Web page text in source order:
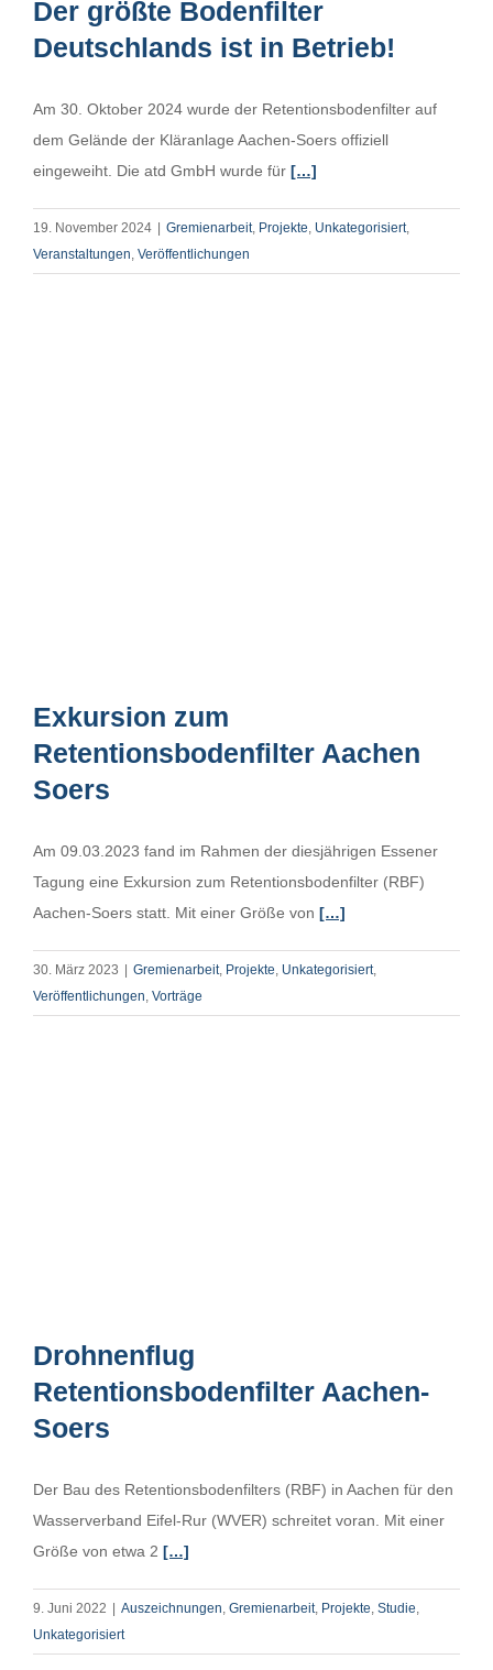
Der größte Bodenfilter
Deutschlands ist in Betrieb!
Am 30. Oktober 2024 wurde der Retentionsbodenfilter auf
dem Gelände der Kläranlage Aachen-Soers offiziell
eingeweiht. Die atd GmbH wurde für […]
19. November 2024 Gremienarbeit, Projekte, Unkategorisiert,
Veranstaltungen, Veröffentlichungen
Exkursion zum
Retentionsbodenfilter Aachen
Soers
Am 09.03.2023 fand im Rahmen der diesjährigen Essener
Tagung eine Exkursion zum Retentionsbodenfilter (RBF)
Aachen-Soers statt. Mit einer Größe von […]
30. März 2023 Gremienarbeit, Projekte, Unkategorisiert,
Veröffentlichungen, Vorträge
Drohnenflug
Retentionsbodenfilter Aachen-
Soers
Der Bau des Retentionsbodenfilters (RBF) in Aachen für den
Wasserverband Eifel-Rur (WVER) schreitet voran. Mit einer
Größe von etwa 2 […]
9. Juni 2022 Auszeichnungen, Gremienarbeit, Projekte, Studie,
Unkategorisiert